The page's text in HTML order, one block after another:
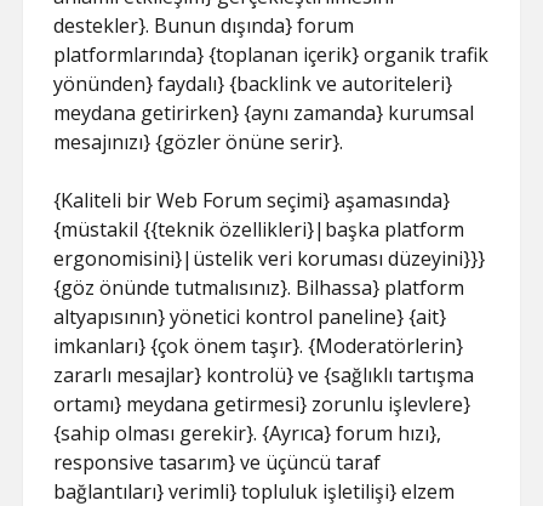
destekler}. Bunun dışında} forum
platformlarında} {toplanan içerik} organik trafik
yönünden} faydalı} {backlink ve autoriteleri}
meydana getirirken} {aynı zamanda} kurumsal
mesajınızı} {gözler önüne serir}.
{Kaliteli bir Web Forum seçimi} aşamasında}
{müstakil {{teknik özellikleri}|başka platform
ergonomisini}|üstelik veri koruması düzeyini}}}
{göz önünde tutmalısınız}. Bilhassa} platform
altyapısının} yönetici kontrol paneline} {ait}
imkanları} {çok önem taşır}. {Moderatörlerin}
zararlı mesajlar} kontrolü} ve {sağlıklı tartışma
ortamı} meydana getirmesi} zorunlu işlevlere}
{sahip olması gerekir}. {Ayrıca} forum hızı},
responsive tasarım} ve üçüncü taraf
bağlantıları} verimli} topluluk işletilişi} elzem